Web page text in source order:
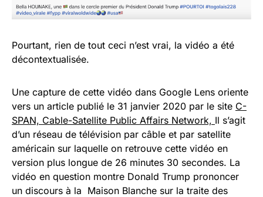
Pourtant, rien de tout ceci n’est vrai, la vidéo a été
décontextualisée.
Une capture de cette vidéo dans Google Lens oriente
vers un article publié le 31 janvier 2020 par le site C-
SPAN, Cable-Satellite Public Affairs Network, Il s’agit
d’un réseau de télévision par câble et par satellite
américain sur laquelle on retrouve cette vidéo en
version plus longue de 26 minutes 30 secondes. La
vidéo en question montre Donald Trump prononcer
un discours à la Maison Blanche sur la traite des